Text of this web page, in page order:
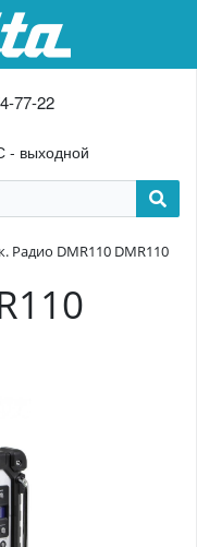
77-22
выходной
Радио DMR110 DMR110